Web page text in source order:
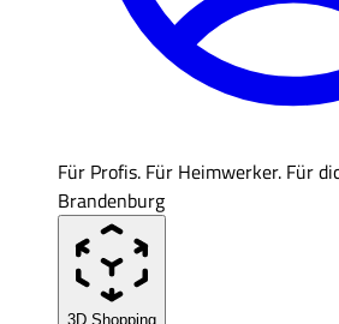
Für Profis. Für Heimwerker. Für
Brandenburg
3D Shopping